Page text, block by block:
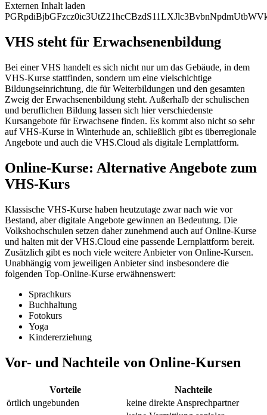
Externen Inhalt laden
VHS steht für Erwachsenenbildung
Bei einer VHS handelt es sich nicht nur um das Gebäude, in dem
VHS-Kurse stattfinden, sondern um eine vielschichtige
Bildungseinrichtung, die für Weiterbildungen und den gesamten
Zweig der Erwachsenenbildung steht. Außerhalb der schulischen
und beruflichen Bildung lassen sich hier verschiedenste
Kursangebote für Erwachsene finden. Es kommt also nicht so sehr
auf VHS-Kurse in Winterhude an, schließlich gibt es überregionale
Angebote und auch die VHS.Cloud als digitale Lernplattform.
Online-Kurse: Alternative Angebote zum
VHS-Kurs
Klassische VHS-Kurse haben heutzutage zwar nach wie vor
Bestand, aber digitale Angebote gewinnen an Bedeutung. Die
Volkshochschulen setzen daher zunehmend auch auf Online-Kurse
und halten mit der VHS.Cloud eine passende Lernplattform bereit.
Zusätzlich gibt es noch viele weitere Anbieter von Online-Kursen.
Unabhängig vom jeweiligen Anbieter sind insbesondere die
folgenden Top-Online-Kurse erwähnenswert:
Sprachkurs
Buchhaltung
Fotokurs
Yoga
Kindererziehung
Vor- und Nachteile von Online-Kursen
Vorteile
Nachteile
örtlich ungebunden
keine direkte Ansprechpartner